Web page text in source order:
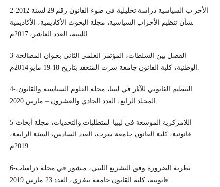
2-الأحزاب السياسية دراسة تحليلية في ضوء القانون رقم 29 لسنة 2012
بشأن تنظيم الأحزاب السياسية، مجلة البحوث الأكاديمية، الأكاديمية
الليبية، العدد العاشر، 2017م.
3-الفصل بين السلطات، المؤتمر العلمي الثاني بعنوان المصالحة
الوطنية، كلية القانون جامعة سرت المنعقد بتاريخ 18-19 مايو 2014م.
4-التنظيم القانوني للآثار في ليبيا، مجلة العلوم السياسية والقانون،
المجلد الرابع، العدد الحادي والعشرون – مارس 2020.
5-اللامركزية الموسعة في ليبيا المتطلبات والتحديات، مجلة أبحاث
قانونية، كلية القانون جامعة سرت، العدد السادس، السنة الرابعة،
2019م.
6-نظرية الضرورة وفق التشريع الليبي، منشور في مجلة دراسات